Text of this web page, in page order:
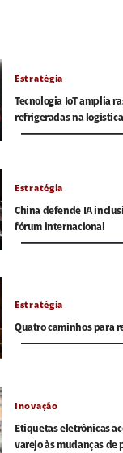
Estratégia
Tecnologia IoT amplia
refrigeradas na
Estratégia
China defende IA
fórum internacional
Estratégia
Quatro caminhos para
Inovação
Etiquetas eletrônicas
varejo às mudanças de